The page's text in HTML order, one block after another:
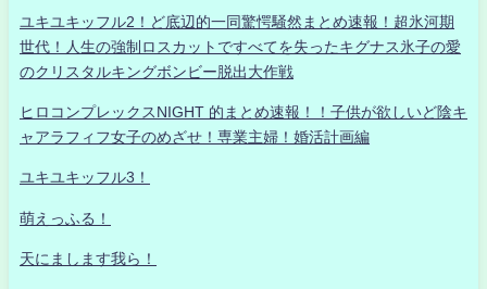
ユキユキッフル2！ど底辺的一同驚愕騒然まとめ速報！超氷河期
世代！人生の強制ロスカットですべてを失ったキグナス氷子の愛
のクリスタルキングボンビー脱出大作戦
ヒロコンプレックスNIGHT 的まとめ速報！！子供が欲しいど陰キ
ャアラフィフ女子のめざせ！専業主婦！婚活計画編
ユキユキッフル3！
萌えっふる！
天にまします我ら！